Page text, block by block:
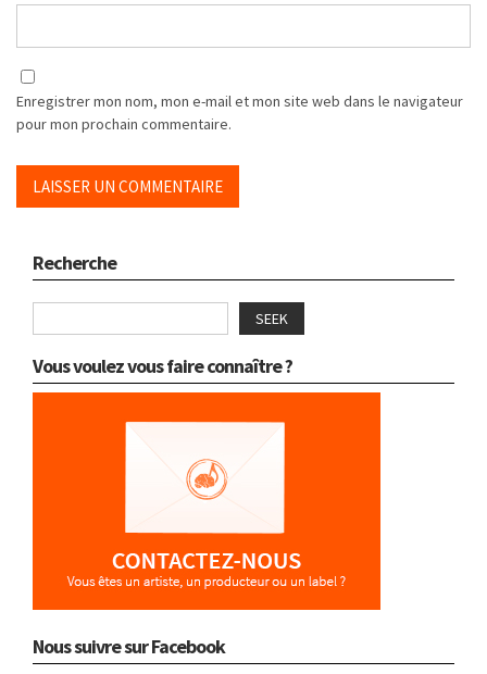
Enregistrer mon nom, mon e-mail et mon site web dans le navigateur
pour mon prochain commentaire.
Recherche
SEEK
Vous voulez vous faire connaître ?
Nous suivre sur Facebook